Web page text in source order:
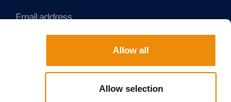
Allow all
Allow selection